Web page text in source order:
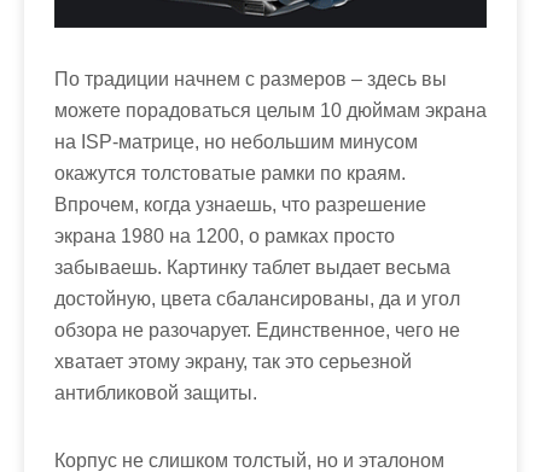
По традиции начнем с размеров – здесь вы
можете порадоваться целым 10 дюймам экрана
на ISP-матрице, но небольшим минусом
окажутся толстоватые рамки по краям.
Впрочем, когда узнаешь, что разрешение
экрана 1980 на 1200, о рамках просто
забываешь. Картинку таблет выдает весьма
достойную, цвета сбалансированы, да и угол
обзора не разочарует. Единственное, чего не
хватает этому экрану, так это серьезной
антибликовой защиты.
Корпус не слишком толстый, но и эталоном